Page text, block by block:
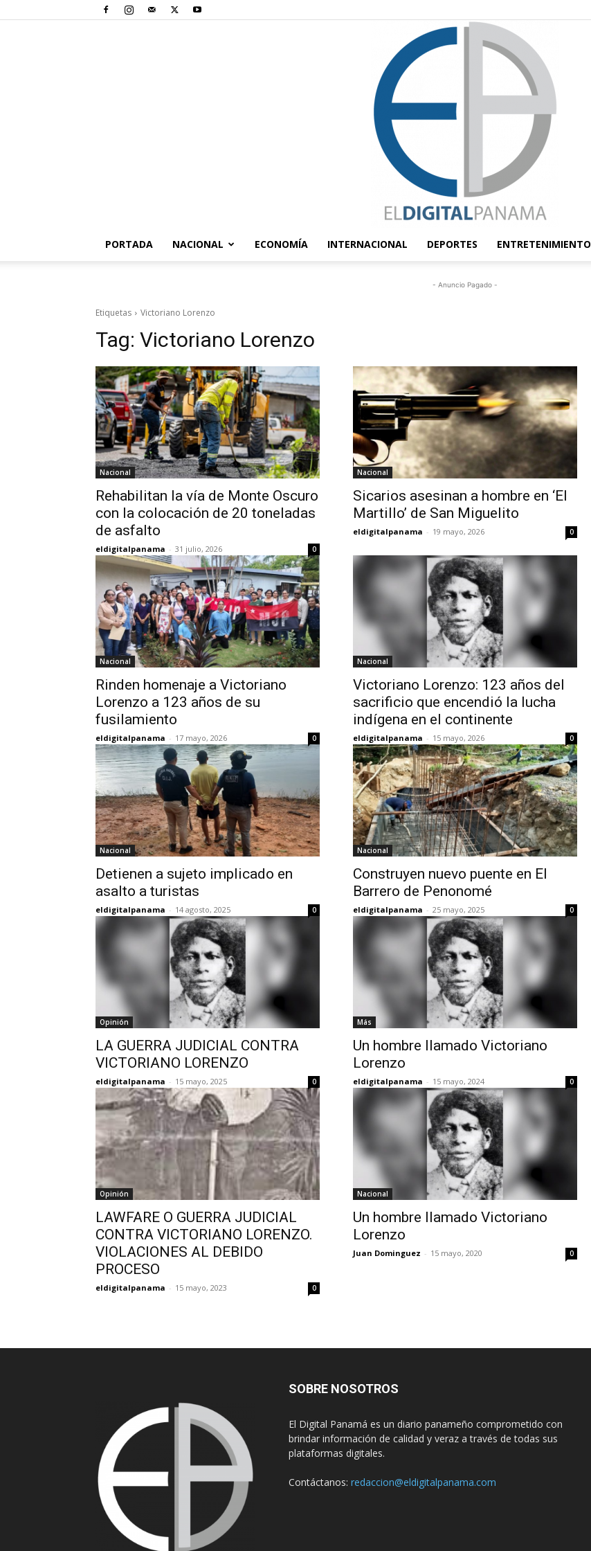
Panamá
PORTADA NACIONAL ECONOMÍA INTERNACIONAL DEPORTES ENTRETENIMIENTO
- Anuncio Pagado -
Etiquetas Victoriano Lorenzo
Tag: Victoriano Lorenzo
Nacional
Rehabilitan la vía de Monte Oscuro
con la colocación de 20 toneladas
de asfalto
eldigitalpanama - 31 julio, 2026 0
Nacional
Sicarios asesinan a hombre en ‘El
Martillo’ de San Miguelito
eldigitalpanama - 19 mayo, 2026 0
Nacional
Rinden homenaje a Victoriano
Lorenzo a 123 años de su
fusilamiento
eldigitalpanama - 17 mayo, 2026 0
Nacional
Victoriano Lorenzo: 123 años del
sacrificio que encendió la lucha
indígena en el continente
eldigitalpanama - 15 mayo, 2026 0
Nacional
Detienen a sujeto implicado en
asalto a turistas
eldigitalpanama - 14 agosto, 2025 0
Nacional
Construyen nuevo puente en El
Barrero de Penonomé
eldigitalpanama - 25 mayo, 2025 0
Opinión
LA GUERRA JUDICIAL CONTRA
VICTORIANO LORENZO
eldigitalpanama - 15 mayo, 2025 0
Más
Un hombre llamado Victoriano
Lorenzo
eldigitalpanama - 15 mayo, 2024 0
Opinión
LAWFARE O GUERRA JUDICIAL
CONTRA VICTORIANO LORENZO.
VIOLACIONES AL DEBIDO
PROCESO
eldigitalpanama - 15 mayo, 2023 0
Nacional
Un hombre llamado Victoriano
Lorenzo
Juan Dominguez - 15 mayo, 2020 0
SOBRE NOSOTROS
El Digital Panamá es un diario panameño comprometido con
brindar información de calidad y veraz a través de todas sus
plataformas digitales.
Contáctanos: redaccion@eldigitalpanama.com